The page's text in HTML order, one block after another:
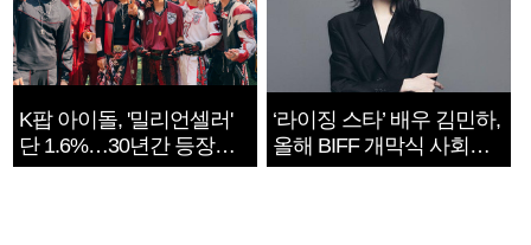
K팝 아이돌, '밀리언셀러'
단 1.6%…30년간 등장
1182개팀 전수조사
‘라이징 스타’ 배우 김민하,
올해 BIFF 개막식 사회자
확정